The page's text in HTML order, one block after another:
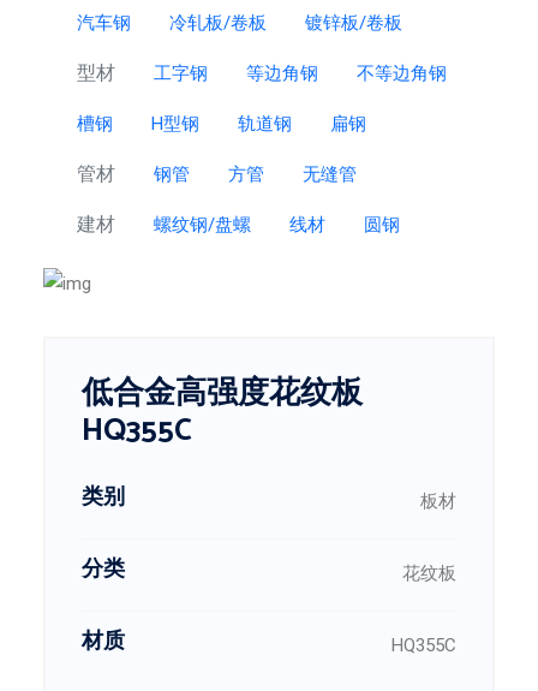
汽车钢 冷轧板/卷板 镀锌板/卷板
型材 工字钢 等边角钢 不等边角钢
槽钢 H型钢 轨道钢 扁钢
管材 钢管 方管 无缝管
建材 螺纹钢/盘螺 线材 圆钢
低合金高强度花纹板
HQ355C
类别 板材
分类 花纹板
材质 HQ355C